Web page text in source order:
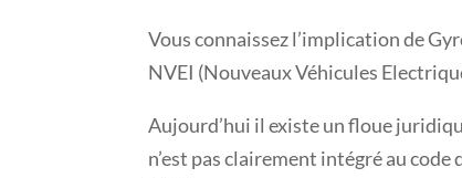
Vous connaissez l’implication de
NVEI (Nouveaux Véhicules
Aujourd’hui il existe un floue
n’est pas clairement intégré au